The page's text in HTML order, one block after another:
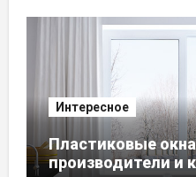
Интересное
Пластиковые
производители и